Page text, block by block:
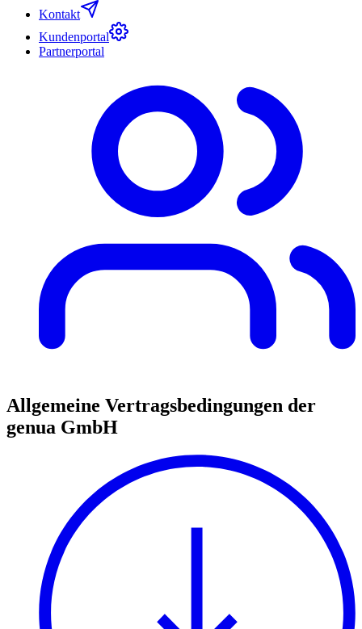
Kontakt
Kundenportal
Partnerportal
Allgemeine Vertragsbedingungen der
genua GmbH